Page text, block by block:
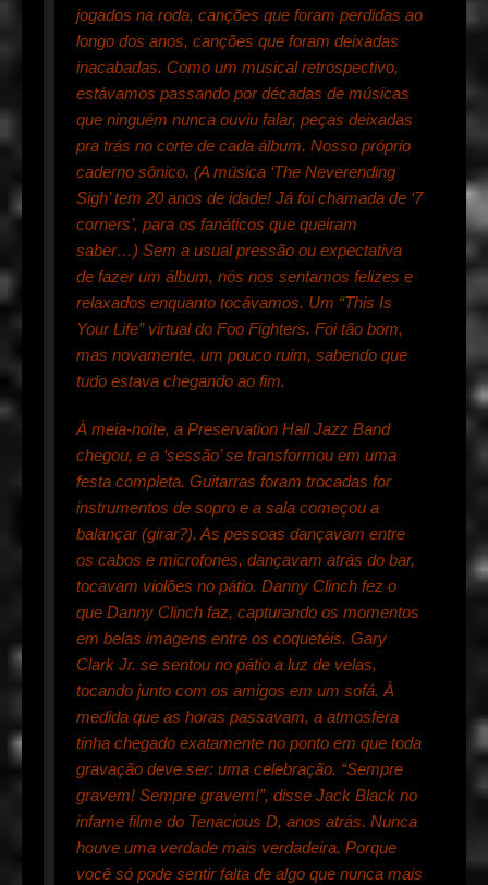
jogados na roda, canções que foram perdidas ao
longo dos anos, canções que foram deixadas
inacabadas. Como um musical retrospectivo,
estávamos passando por décadas de músicas
que ninguém nunca ouviu falar, peças deixadas
pra trás no corte de cada álbum. Nosso próprio
caderno sônico. (A música ‘The Neverending
Sigh’ tem 20 anos de idade! Já foi chamada de ‘7
corners’, para os fanáticos que queiram
saber…) Sem a usual pressão ou expectativa
de fazer um álbum, nós nos sentamos felizes e
relaxados enquanto tocávamos. Um “This Is
Your Life” virtual do Foo Fighters. Foi tão bom,
mas novamente, um pouco ruim, sabendo que
tudo estava chegando ao fim.
À meia-noite, a Preservation Hall Jazz Band
chegou, e a ‘sessão’ se transformou em uma
festa completa. Guitarras foram trocadas for
instrumentos de sopro e a sala começou a
balançar (girar?). As pessoas dançavam entre
os cabos e microfones, dançavam atrás do bar,
tocavam violões no pátio. Danny Clinch fez o
que Danny Clinch faz, capturando os momentos
em belas imagens entre os coquetéis. Gary
Clark Jr. se sentou no pátio a luz de velas,
tocando junto com os amigos em um sofá. À
medida que as horas passavam, a atmosfera
tinha chegado exatamente no ponto em que toda
gravação deve ser: uma celebração. “Sempre
gravem! Sempre gravem!”, disse Jack Black no
infame filme do Tenacious D, anos atrás. Nunca
houve uma verdade mais verdadeira. Porque
você só pode sentir falta de algo que nunca mais